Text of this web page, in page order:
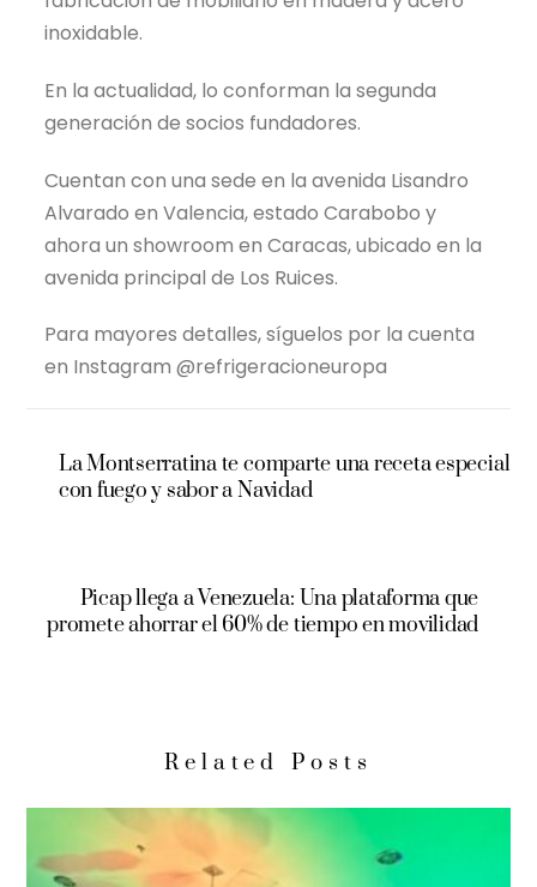
inoxidable.
En la actualidad, lo conforman la segunda
generación de socios fundadores.
Cuentan con una sede en la avenida Lisandro
Alvarado en Valencia, estado Carabobo y
ahora un showroom en Caracas, ubicado en la
avenida principal de Los Ruices.
Para mayores detalles, síguelos por la cuenta
en Instagram @refrigeracioneuropa
La Montserratina te comparte una receta especial
con fuego y sabor a Navidad
Picap llega a Venezuela: Una plataforma que
promete ahorrar el 60% de tiempo en movilidad
Related Posts